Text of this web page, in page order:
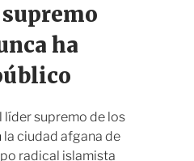
i
r
ha
líder supremo de los
la ciudad afgana de
radical islamista